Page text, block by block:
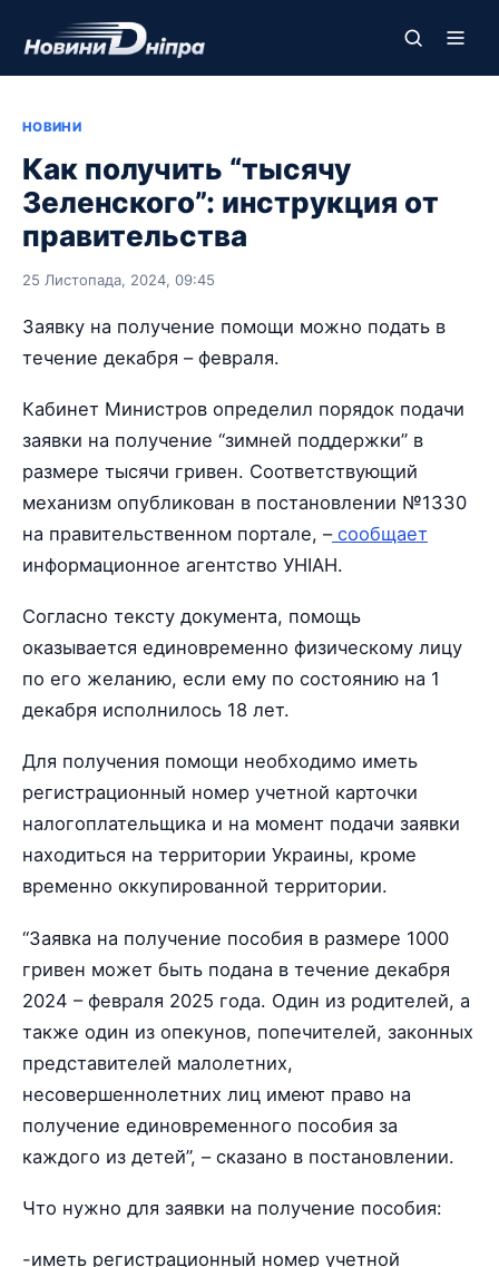
НОВИНИ
Как получить “тысячу
Зеленского”: инструкция от
правительства
25 Листопада, 2024, 09:45
Заявку на получение помощи можно подать в
течение декабря – февраля.
Кабинет Министров определил порядок подачи
заявки на получение “зимней поддержки” в
размере тысячи гривен. Соответствующий
механизм опубликован в постановлении №1330
на правительственном портале, –сообщает
информационное агентство УНІАН.
Согласно тексту документа, помощь
оказывается единовременно физическому лицу
по его желанию, если ему по состоянию на 1
декабря исполнилось 18 лет.
Для получения помощи необходимо иметь
регистрационный номер учетной карточки
налогоплательщика и на момент подачи заявки
находиться на территории Украины, кроме
временно оккупированной территории.
“Заявка на получение пособия в размере 1000
гривен может быть подана в течение декабря
2024 – февраля 2025 года. Один из родителей, а
также один из опекунов, попечителей, законных
представителей малолетних,
несовершеннолетних лиц имеют право на
получение единовременного пособия за
каждого из детей”, – сказано в постановлении.
Что нужно для заявки на получение пособия:
-иметь регистрационный номер учетной